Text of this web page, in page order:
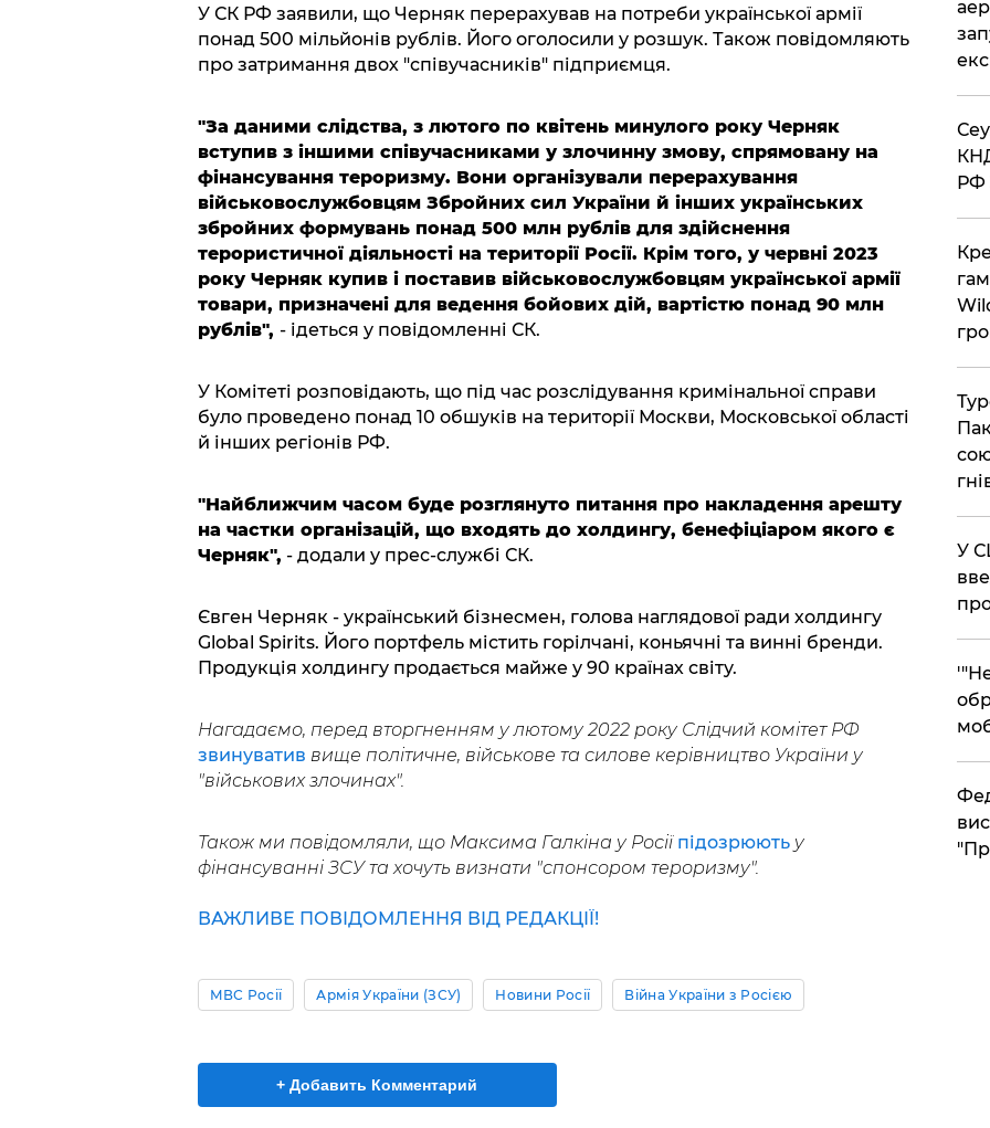
У СК РФ заявили, що Черняк перерахував на потреби української армії
понад 500 мільйонів рублів. Його оголосили у розшук. Також повідомляють
про затримання двох "співучасників" підприємця.
"За даними слідства, з лютого по квітень минулого року Черняк
вступив з іншими співучасниками у злочинну змову, спрямовану на
фінансування тероризму. Вони організували перерахування
військовослужбовцям Збройних сил України й інших українських
збройних формувань понад 500 млн рублів для здійснення
терористичної діяльності на території Росії. Крім того, у червні 2023
року Черняк купив і поставив військовослужбовцям української армії
товари, призначені для ведення бойових дій, вартістю понад 90 млн
рублів", - ідеться у повідомленні СК.
У Комітеті розповідають, що під час розслідування кримінальної справи
було проведено понад 10 обшуків на території Москви, Московської області
й інших регіонів РФ.
"Найближчим часом буде розглянуто питання про накладення арешту
на частки організацій, що входять до холдингу, бенефіціаром якого є
Черняк", - додали у прес-службі СК.
Євген Черняк - український бізнесмен, голова наглядової ради холдингу
Global Spirits. Його портфель містить горілчані, коньячні та винні бренди.
Продукція холдингу продається майже у 90 країнах світу.
Нагадаємо, перед вторгненням у лютому 2022 року Слідчий комітет РФ
звинуватив вище політичне, військове та силове керівництво України у
"військових злочинах".
Також ми повідомляли, що Максима Галкіна у Росії підозрюютьу
фінансуванні ЗСУ та хочуть визнати "спонсором тероризму".
ВАЖЛИВЕ ПОВІДОМЛЕННЯ ВІД РЕДАКЦІЇ!
МВС Росії Армія України (ЗСУ) Новини Росії Війна України з Росією
+ Добавить Комментарий
РФ
​У